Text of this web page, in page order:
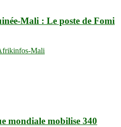
Mali : Le poste de Fomi
Mali
mondiale mobilise 340